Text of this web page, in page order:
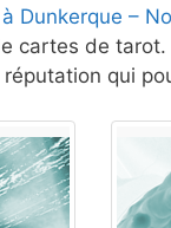
Dunkerque –
cartes de
qui